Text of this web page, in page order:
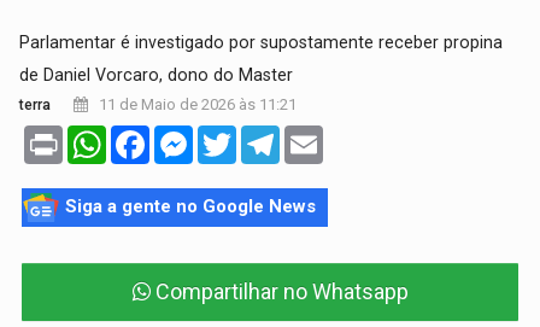
Parlamentar é investigado por supostamente receber propina
de Daniel Vorcaro, dono do Master
terra 11 de Maio de 2026 às 11:21
Print WhatsAppFacebookMessenger
TwitterTelegram
Siga a gente no Google News
Compartilhar no Whatsapp